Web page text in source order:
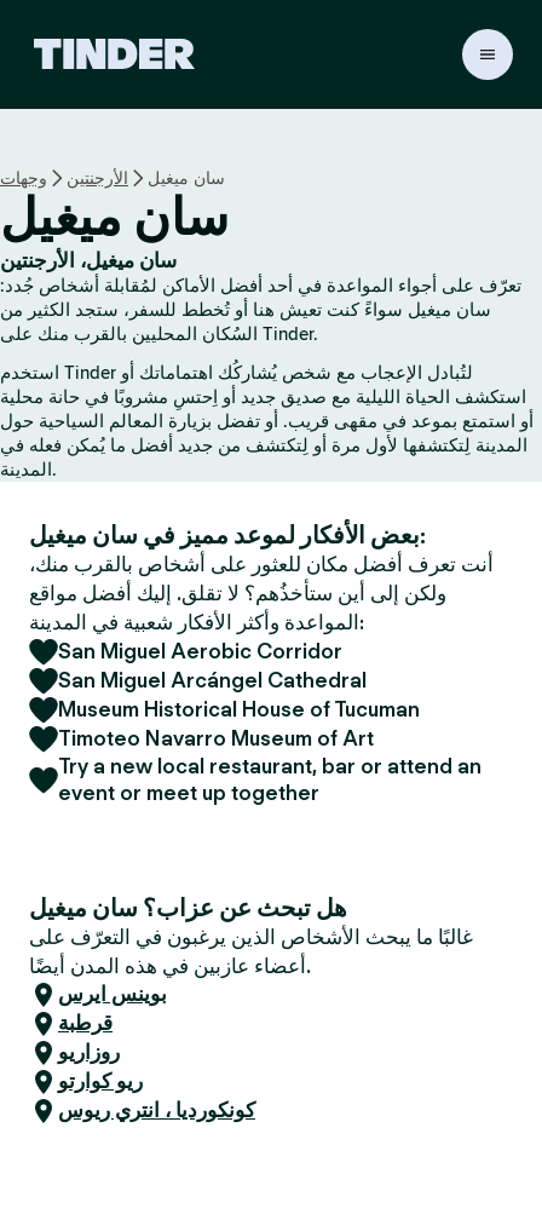
ة
ل
ئ
ي
س
ة
ل
ـ
T
d
e
r
وجهات الأرجنتين سان ميغيل
سان ميغيل
سان ميغيل، الأرجنتين
تعرّف على أجواء المواعدة في أحد أفضل الأماكن لمُقابلة أشخاص جُدد:
سان ميغيل سواءً كنت تعيش هنا أو تُخطط للسفر، ستجد الكثير من
السُكان المحليين بالقرب منك على Tinder.
استخدم Tinder لتُبادل الإعجاب مع شخص يُشاركُك اهتماماتك أو
استكشف الحياة الليلية مع صديق جديد أو اِحتسِ مشروبًا في حانة محلية
أو استمتع بموعد في مقهى قريب. أو تفضل بزيارة المعالم السياحية حول
المدينة لِتكتشفها لأول مرة أو لِتكتشف من جديد أفضل ما يُمكن فعله في
المدينة.
بعض الأفكار لموعد مميز في سان ميغيل:
أنت تعرف أفضل مكان للعثور على أشخاص بالقرب منك،
ولكن إلى أين ستأخذُهم؟ لا تقلق. إليك أفضل مواقع
المواعدة وأكثر الأفكار شعبية في المدينة:
San Miguel Aerobic Corridor
San Miguel Arcángel Cathedral
Museum Historical House of Tucuman
Timoteo Navarro Museum of Art
Try a new local restaurant, bar or attend an
event or meet up together
هل تبحث عن عزاب؟ سان ميغيل
غالبًا ما يبحث الأشخاص الذين يرغبون في التعرّف على
أعضاء عازبين في هذه المدن أيضًا.
بوينس ايرس
قرطبة
روزاريو
ريو كوارتو
كونكورديا ، انتري ريوس